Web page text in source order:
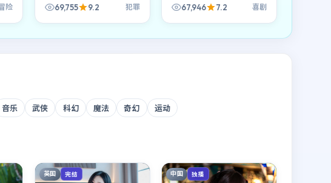
险 69,755 9.2 犯罪
国都市里那些说不清的委屈
67,946 7.2 喜剧
音乐 武侠 科幻 魔法 奇幻 运动
英国 完结 中国 独播